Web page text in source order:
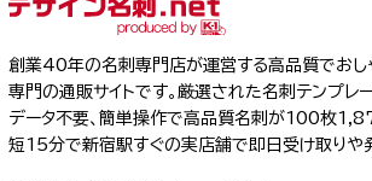
創業40年の名刺専門店が運営する高品質でおし
専門の通販サイトです。厳選された名刺テンプレ
データ不要、簡単操作で高品質名刺が100枚
短15分で新宿駅すぐの実店舗で即日受け取りや